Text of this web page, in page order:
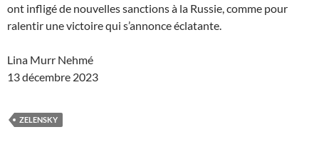
ont infligé de nouvelles sanctions à la Russie, comme pour
ralentir une victoire qui s’annonce éclatante.
Lina Murr Nehmé
13 décembre 2023
ZELENSKY